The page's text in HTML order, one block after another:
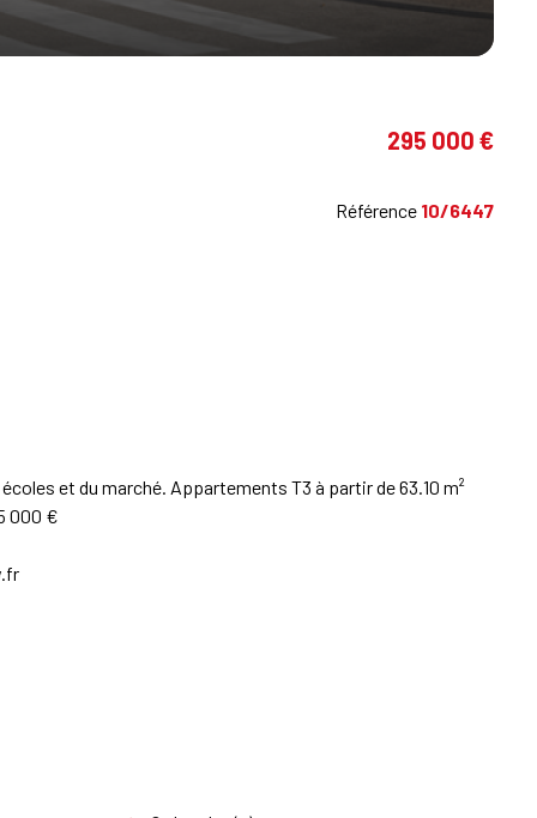
295 000 €
Référence 10/6447
et du marché. Appartements T3 à partir de 63.10 m²
000 €